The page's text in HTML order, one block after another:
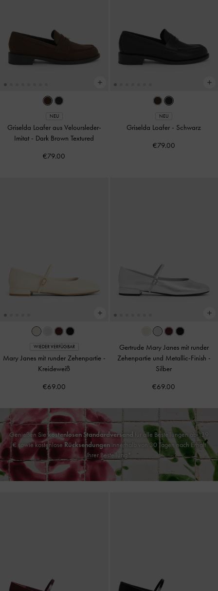
NEU
Griselda Loafer aus Veloursleder-
Imitat - Dark Brown Textured
€79.00
NEU
Griselda Loafer - Schwarz
€79.00
WIEDER VERFÜGBAR
Mary Janes mit runder Zehenpartie -
Kreideweiß
€69.00
Gertrude Mary Janes mit runder
Zehenpartie und Metallic-Finish -
Silber
€69.00
Genießen Siekostenlosen Standardversand für alle Bestellungen ab 139
€ sowie kostenlose Rücksendungeninnerhalb von 30 Tagen nach Erhalt
Ihrer Bestellung*